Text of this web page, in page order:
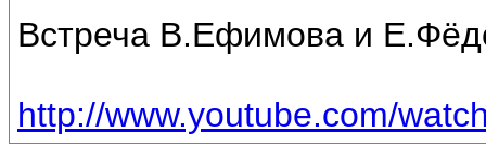
Встреча В.Ефимова и
http://www.youtube.com/